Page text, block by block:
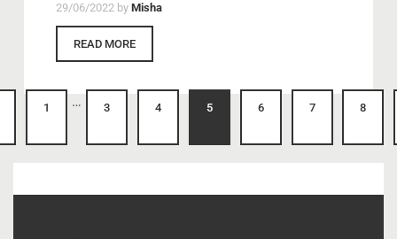
29/06/2022 by Misha
READ MORE
1 … 3 4 5 6 7 8